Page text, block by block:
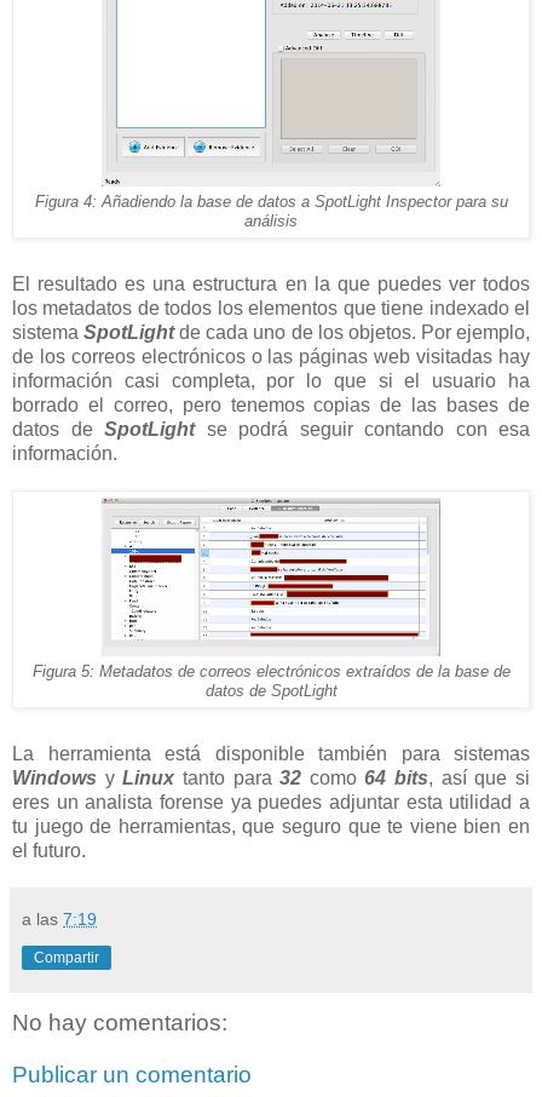
Figura 4: Añadiendo la base de datos a SpotLight Inspector para su
análisis
El resultado es una estructura en la que puedes ver todos
los metadatos de todos los elementos que tiene indexado el
sistemaSpotLightde cada uno de los objetos. Por ejemplo,
de los correos electrónicos o las páginas web visitadas hay
información casi completa, por lo que si el usuario ha
borrado el correo, pero tenemos copias de las bases de
datos de SpotLightse podrá seguir contando con esa
información.
Figura 5: Metadatos de correos electrónicos extraídos de la base de
datos de SpotLight
La herramienta está disponible también para sistemas
Windows yLinux tanto para32 como64 bits, así que si
eres un analista forense ya puedes adjuntar esta utilidad a
tu juego de herramientas, que seguro que te viene bien en
el futuro.
a las 7:19
Compartir
No hay comentarios:
Publicar un comentario